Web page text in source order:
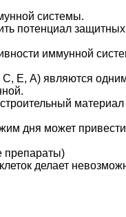
системы.
потенциал защитных
иммунной
Е, А) являются
дня может
препараты)
делает